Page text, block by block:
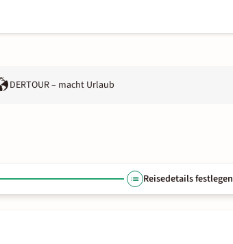
DERTOUR – macht Urlaub
Reisedetails festlegen